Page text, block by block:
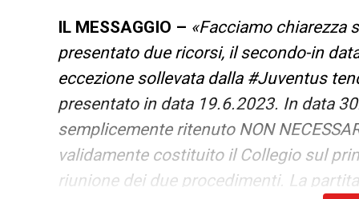
IL MESSAGGIO – «Facciamo chiarezza
presentato due ricorsi, il secondo-in
eccezione sollevata dalla #Juventus
presentato in data 19.6.2023. In data
semplicemente ritenuto NON
validamente costituito il Collegio sul
riunione dei due procedimenti. La